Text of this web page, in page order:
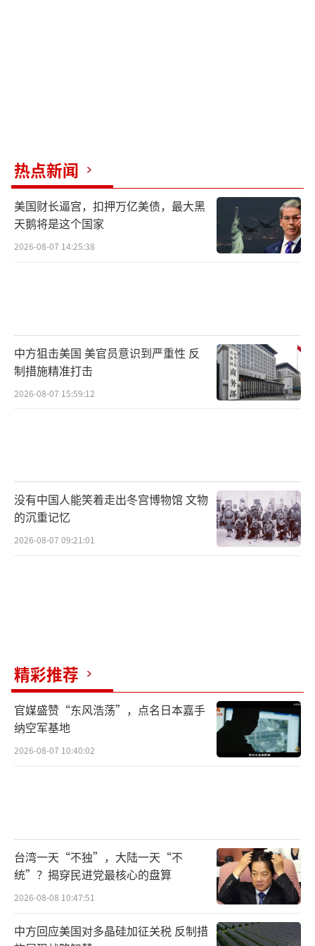
热点新闻
美国财长逼宫，扣押万亿美债，最大黑
天鹅将是这个国家
2026-08-07 14:25:38
中方狙击美国 美官员意识到严重性 反
制措施精准打击
2026-08-07 15:59:12
没有中国人能笑着走出冬宫博物馆 文物
的沉重记忆
2026-08-07 09:21:01
精彩推荐
官媒盛赞“东风浩荡”，点名日本嘉手
纳空军基地
2026-08-07 10:40:02
台湾一天“不独”，大陆一天“不
统”？揭穿民进党最核心的盘算
2026-08-08 10:47:51
中方回应美国对多晶硅加征关税 反制措